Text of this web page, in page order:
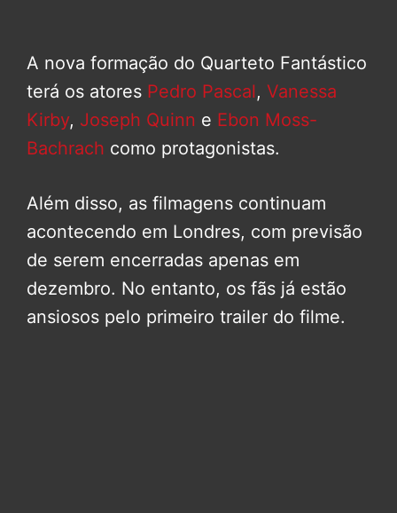
A nova formação do Quarteto Fantástico
terá os atores Pedro Pascal, Vanessa
Kirby, Joseph Quinn e Ebon Moss-
Bachrach como protagonistas.
Além disso, as filmagens continuam
acontecendo em Londres, com previsão
de serem encerradas apenas em
dezembro. No entanto, os fãs já estão
ansiosos pelo primeiro trailer do filme.